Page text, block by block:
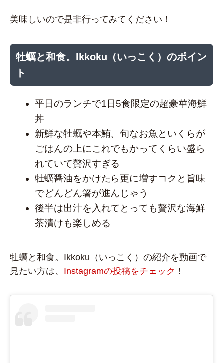
美味しいので是非行ってみてください！
牡蠣と和食。Ikkoku（いっこく）のポイン
ト
平日のランチで1日5食限定の超豪華海鮮
丼
新鮮な牡蠣や本鮪、旬なお魚といくらが
ごはんの上にこれでもかってくらい盛ら
れていて贅沢すぎる
牡蠣醤油をかけたら更に増すコクと旨味
でどんどん箸が進んじゃう
後半は出汁を入れてとっても贅沢な海鮮
茶漬けも楽しめる
牡蠣と和食。Ikkoku（いっこく）の紹介を動画で
見たい方は、 Instagramの投稿をチェック ！